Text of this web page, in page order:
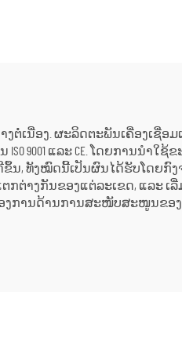
ເນື່ອງ. ຜະລິດຕະພັນເຄື່ອງເຊື່ອມ
9001 ແລະ CE. ໂດຍການນຳໃ
ນ, ທັງໝົດນີ້ເປັນຜົນໄດ້ຮັບໂດຍກົ
ຕກຕ່າງກັນຂອງແຕ່ລະເຂດ, ແລະ
ການດ້ານການສະໜັບສະໜູນຂອ